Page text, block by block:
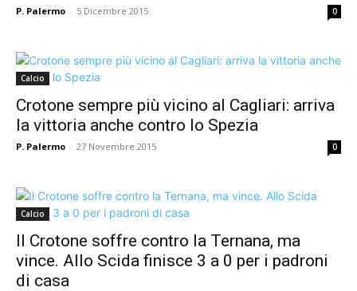
P. Palermo - 5 Dicembre 2015 0
Calcio
Crotone sempre più vicino al Cagliari: arriva
la vittoria anche contro lo Spezia
P. Palermo - 27 Novembre 2015 0
Calcio
Il Crotone soffre contro la Ternana, ma
vince. Allo Scida finisce 3 a 0 per i padroni
di casa